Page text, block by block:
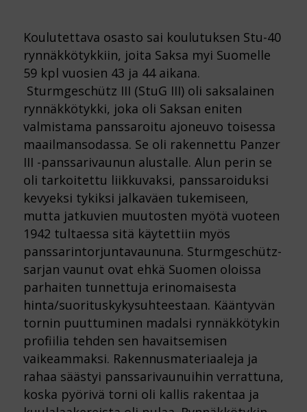
Koulutettava osasto sai koulutuksen Stu-40
rynnäkkötykkiin, joita Saksa myi Suomelle
59 kpl vuosien 43 ja 44 aikana.
Sturmgeschütz III (StuG III) oli saksalainen
rynnäkkötykki, joka oli Saksan eniten
valmistama panssaroitu ajoneuvo toisessa
maailmansodassa. Se oli rakennettu Panzer
III -panssarivaunun alustalle. Alun perin se
oli tarkoitettu liikkuvaksi, panssaroiduksi
kevyeksi tykiksi jalkaväen tukemiseen,
mutta jatkuvien muutosten myötä vuoteen
1942 tultaessa sitä käytettiin myös
panssarintorjuntavaununa. Sturmgeschütz-
sarjan vaunut ovat ehkä Suomen oloissa
parhaiten tunnettuja erinomaisesta
hinta/suorituskykysuhteestaan. Kääntyvän
tornin puuttuminen madalsi rynnäkkötykin
profiilia tehden sen havaitsemisen
vaikeammaksi. Rakennusmateriaaleja ja
rahaa säästyi panssarivaunuihin verrattuna,
koska pyörivä torni oli kallis rakentaa ja